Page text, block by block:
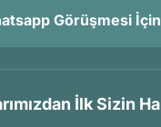
Görüşmesi İçin
İlk Sizin